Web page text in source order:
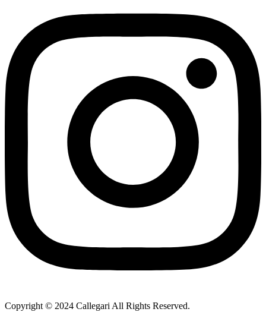
Copyright © 2024 Callegari All Rights Reserved.